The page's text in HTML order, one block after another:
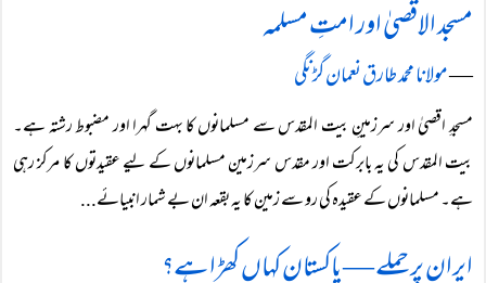
مسجد الاقصیٰ اور امتِ مسلمہ
―مولانا محمد طارق نعمان گڑنگی
مسجدِ اقصیٰ اور سرزمینِ بیت المقدس سے مسلمانوں کا بہت گہرا اور مضبوط رشتہ ہے۔
بیت المقدس کی یہ بابرکت اور مقدس سرزمین مسلمانوں کے لیے عقیدتوں کا مرکز رہی
ہے۔ مسلمانوں کے عقیدہ کی رو سے زمین کا یہ بقعہ ان بے شمار انبیائے...
ایران پر حملے — پاکستان کہاں کھڑا ہے؟